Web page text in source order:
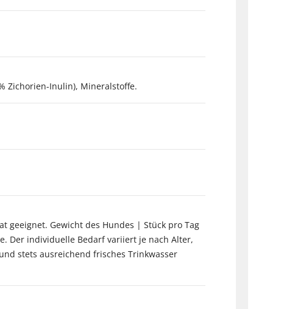
Zichorien-Inulin), Mineralstoffe.
geeignet. Gewicht des Hundes | Stück pro Tag
Der individuelle Bedarf variiert je nach Alter,
stets ausreichend frisches Trinkwasser